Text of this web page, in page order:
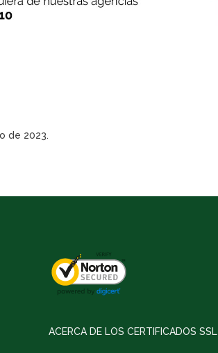
de 2023.
ACERCA DE LOS CERTIFICADOS SSL